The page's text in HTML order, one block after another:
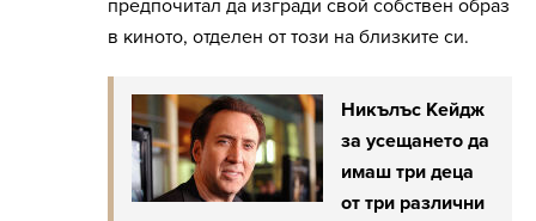
предпочитал да изгради свой собствен образ
в киното, отделен от този на близките си.
Никълъс Кейдж
за усещането да
имаш три деца
от три различни